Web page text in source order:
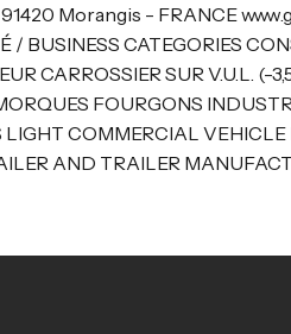
91420 Morangis - FRANCE
CATEGORIES
CARROSSIER SUR V.U.L. (-
FOURGONS
COMMERCIAL
AND TRAILER